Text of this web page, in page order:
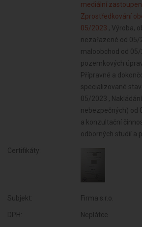
mediální
Zprostředkování
05/2023 , Výroba,
nezařazené od 05/
maloobchod od
pozemkových
Přípravné a
specializované
05/2023 ,
nebezpečných) od
a konzultační
odborných studií a
Certifikáty:
Subjekt: Firma s.r.o.
DPH: Neplátce